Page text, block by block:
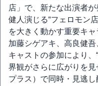
店」で、新たな出演者
健人演じる“フェロモン
を大きく動かす重要キ
加藤シゲアキ、高良健
キャストの参加により
界観がさらに広がりを
プラス）で同時・見逃し